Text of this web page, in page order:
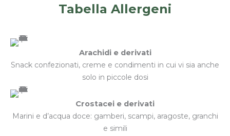
Tabella Allergeni
Arachidi e derivati
Snack confezionati, creme e condimenti in cui vi sia anche
solo in piccole dosi
Crostacei e derivati
Marini e d’acqua doce: gamberi, scampi, aragoste, granchi
e simili